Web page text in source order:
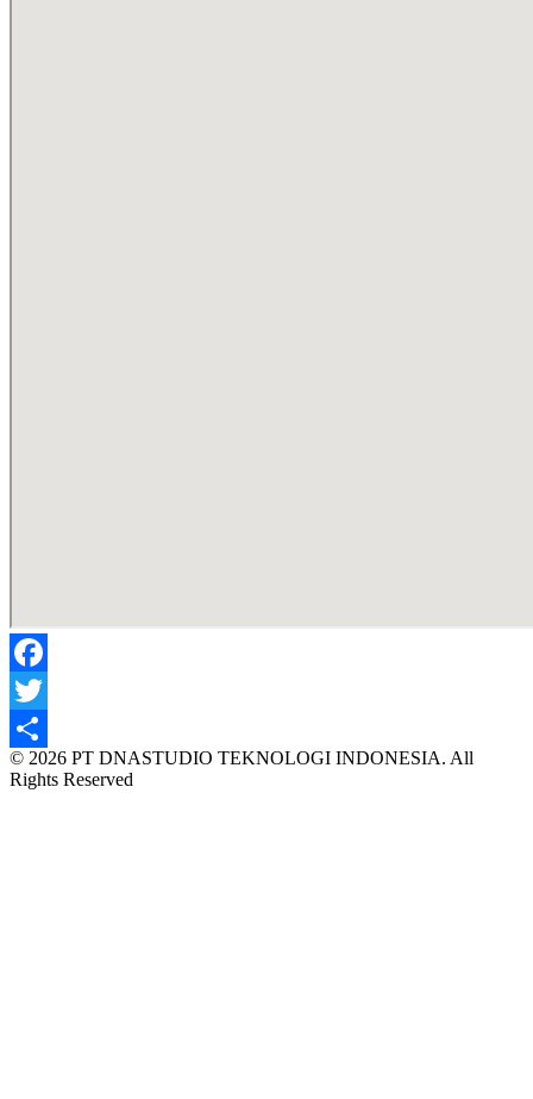
Facebook
Twitter
Share
© 2026 PT DNASTUDIO TEKNOLOGI INDONESIA. All
Rights Reserved